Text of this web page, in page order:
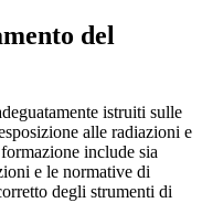
del
istruiti sulle
alle radiazioni e
include sia
e le normative di
degli strumenti di